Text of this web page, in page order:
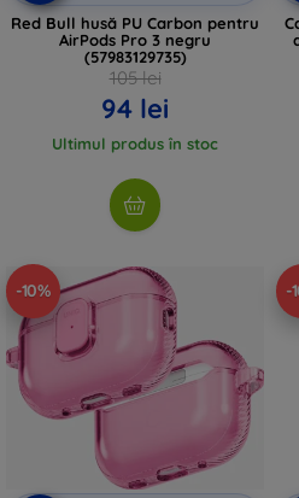
Red Bull husă PU Carbon pentru
AirPods Pro 3 negru
(57983129735)
105 lei
94 lei
Ultimul produs în stoc
-10% -